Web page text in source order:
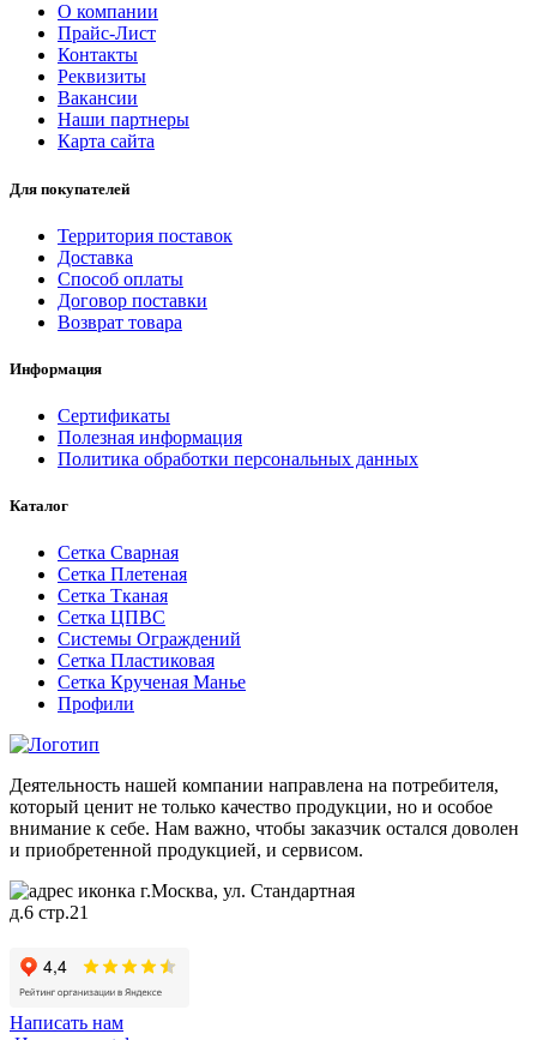
О компании
Прайс-Лист
Контакты
Реквизиты
Вакансии
Наши партнеры
Карта сайта
Для покупателей
Территория поставок
Доставка
Способ оплаты
Договор поставки
Возврат товара
Информация
Сертификаты
Полезная информация
Политика обработки персональных данных
Каталог
Сетка Сварная
Сетка Плетеная
Сетка Тканая
Сетка ЦПВС
Системы Ограждений
Сетка Пластиковая
Сетка Крученая Манье
Профили
Деятельность нашей компании направлена на потребителя,
который ценит не только качество продукции, но и особое
внимание к себе. Нам важно, чтобы заказчик остался доволен
и приобретенной продукцией, и сервисом.
г.Москва, ул. Стандартная
д.6 стр.21
Написать нам